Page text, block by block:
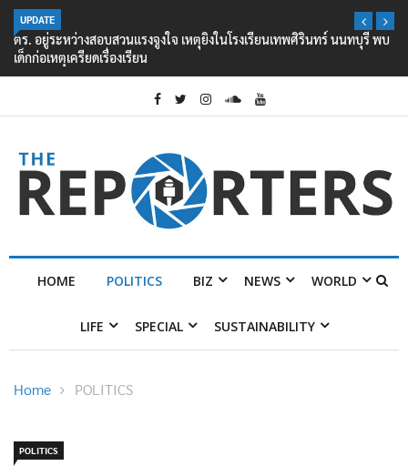
UPDATE
ตร. อยู่ระหว่างสอบสวนแรงจูงใจ เหตุยิงในโรงเรียนเทพศิรินทร์ นนทบุรี พบ
เด็กก่อเหตุเครียดเรื่องเรียน
HOME POLITICS BIZ NEWS WORLD
LIFE SPECIAL SUSTAINABILITY
Home POLITICS
POLITICS